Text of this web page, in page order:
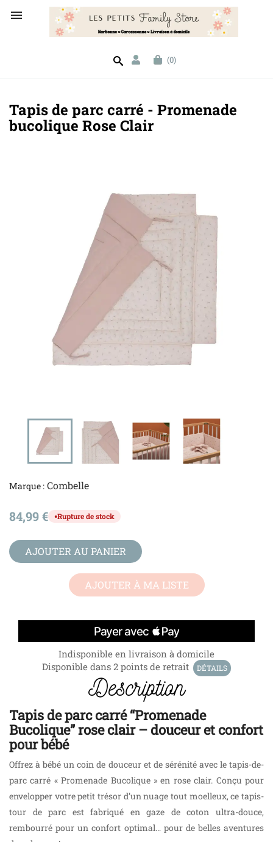

(0)
Tapis de parc carré - Promenade
bucolique Rose Clair
Marque : Combelle
84,99 € ●Rupture de stock
AJOUTER AU PANIER
AJOUTER À MA LISTE
Indisponible en livraison à domicile
Disponible dans 2 points de retrait
DÉTAILS
Description
Tapis de parc carré “Promenade
Bucolique” rose clair – douceur et confort
pour bébé
Offrez à bébé un coin de douceur et de sérénité avec le tapis-de-
parc carré « Promenade Bucolique » en rose clair. Conçu pour
envelopper votre petit trésor d’un nuage tout moelleux, ce tapis-
tour de parc est fabriqué en gaze de coton ultra-douce,
rembourré pour un confort optimal… pour de belles aventures